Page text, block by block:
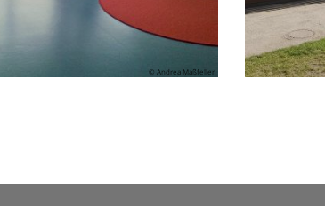
© Andrea Maßfeller